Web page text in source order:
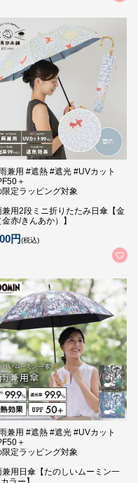
兼用 #遮熱 #遮光 #UVカット
＋
限定ラッピング対象
兼用2段ミニ折りたたみ日傘【金
赤/きんあか）】
円(税込)
兼用 #遮熱 #遮光 #UVカット
＋
限定ラッピング対象
兼用日傘【たのしいムーミン一